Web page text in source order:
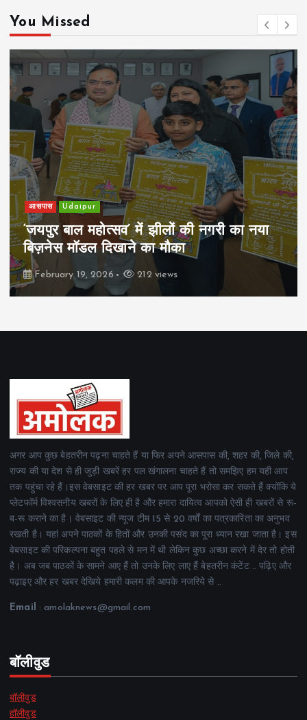
You Missed
खेल Udaipur
पिम्स मेवाड़ कप 2026: क्रॉसवर्ड व आदित्यम
रियल स्टेट्स ने मुकाबले जीते
February 19, 2026 164 views
अगर आप कुछ बेहतरीन पढ़ना चाहते हैं या फिर अपने आसपास की, शहर की, जिले की,
राज्य की या देश से ही जुड़ी खबरें हर पल खंगालना चाहते हैं तो समझिए हम यही आप
तक पहुंचा रहे हैं।इस वेबसाइट की हर खबर पर आप पूरा भरोसा कर सकते हैं क्योंकि ये
प्लेटफॉर्म विश्वसनीय खबरों के लिए ही है और हमारा दायित्व आपको ऐसी ही खबरों से रू-
ब-रू कराने का है। वेबसाइट की न्यूज टीम 15 से 20 वर्षों का पत्रकारिता का अनुभव
रखती है। यहां अपने पाठकों के हितों और उनकी पसंद का पूरा ध्यान रखा जाता है। इस
वेबसाइट की परिकल्पना बहुत पहले से मन में थी लेकिन कुछ अच्छा करने में देर तो होती
है। अब जब पाठकों के सामने आए हैं तो उनके लिए लाए हैं बेहतरीन कंटेंट .. पढ़िए और
पढ़ाइए और हर खबर देखिये हमारी कलम की आपके नजरिये से ..
Email : amolaknews@gmail.com
बॉलीवुड
बॉलीवुड
हॉलीवुड